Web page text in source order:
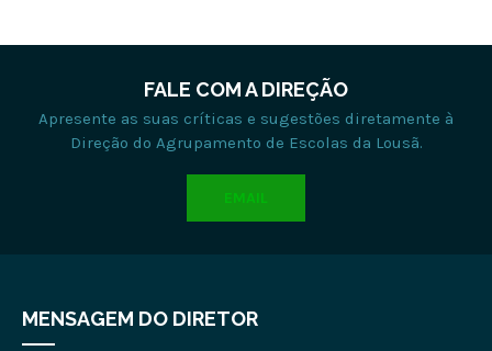
FALE COM A DIREÇÃO
Apresente as suas críticas e sugestões diretamente à
Direção do Agrupamento de Escolas da Lousã.
EMAIL
MENSAGEM DO DIRETOR